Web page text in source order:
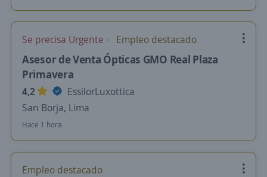
Se precisa Urgente Empleo destacado
Asesor de Venta Ópticas GMO Real Plaza
Primavera
4,2
EssilorLuxottica
San Borja, Lima
Hace 1 hora
Empleo destacado